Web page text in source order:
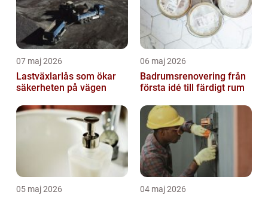
07 maj 2026
Lastväxlarlås som ökar
säkerheten på vägen
06 maj 2026
Badrumsrenovering från
första idé till färdigt rum
05 maj 2026 04 maj 2026